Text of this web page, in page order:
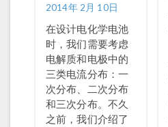
2014年 2月 10日
在设计电化学电池
时，我们需要考虑
电解质和电极中的
三类电流分布：一
次分布、二次分布
和三次分布。不久
之前，我们介绍了